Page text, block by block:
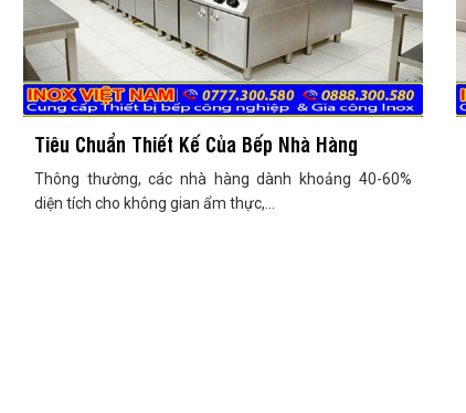
Tiêu Chuẩn Thiết Kế Của Bếp Nhà Hàng
Thông thường, các nhà hàng dành khoảng 40-60%
diện tích cho không gian ẩm thực,...